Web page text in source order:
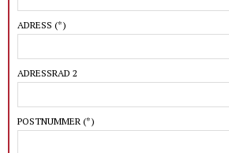
ADRESS (*)
ADRESSRAD 2
POSTNUMMER (*)